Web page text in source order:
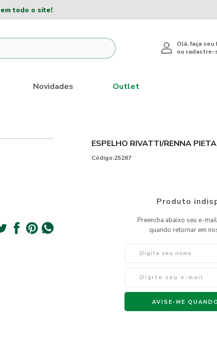
todo o site!
Novidades Outlet
ESPELHO RIVATTI/RENNA PIETA
Código:25287